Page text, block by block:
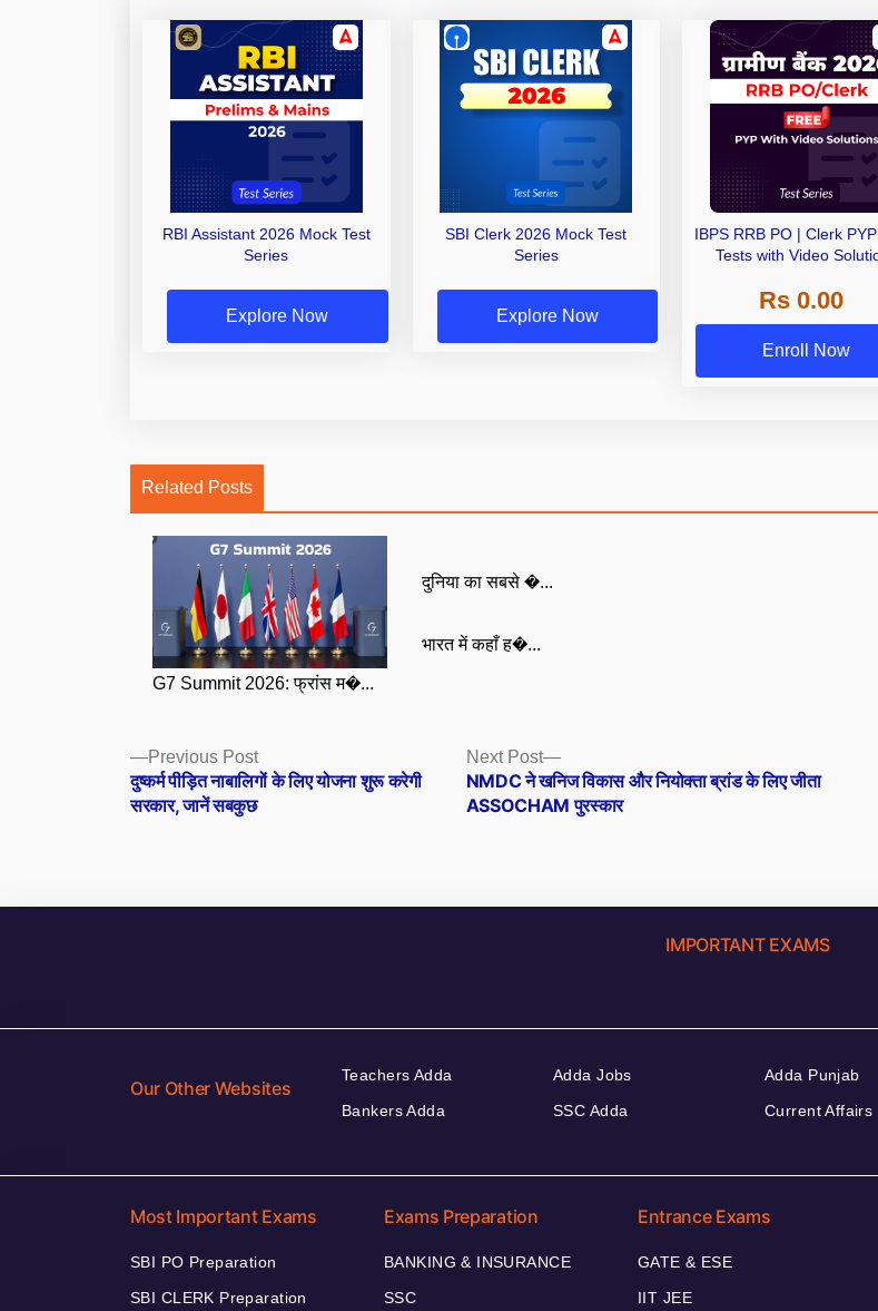
RBI Assistant 2026 Mock Test
Series
Explore Now
SBI Clerk 2026 Mock Test
Series
Explore Now
IBPS RRB PO | Clerk
Tests with Video
Rs 0.00
Enroll Now
Related Posts
G7 Summit 2026: फ्रांस म�...
दुनिया का सबसे �...
भारत में कहाँ ह�...
Posts
navigation
Previous PostPrevious
post:
दुष्कर्म पीड़ित नाबालिगों के लिए योजना शुरू करेगी
सरकार, जानें सबकुछ
Next Post
Next
post:
NMDC ने खनिज विकास और नियोक्ता ब्रांड के लिए जीता
ASSOCHAM पुरस्कार
IMPORTANT EXAMS
Our Other Websites
Teachers Adda
Bankers Adda
Adda Jobs
SSC Adda
Adda Punjab
Current Affairs
Most Important Exams
SBI PO Preparation
SBI CLERK Preparation
Exams Preparation
BANKING & INSURANCE
SSC
Entrance Exams
GATE & ESE
IIT JEE